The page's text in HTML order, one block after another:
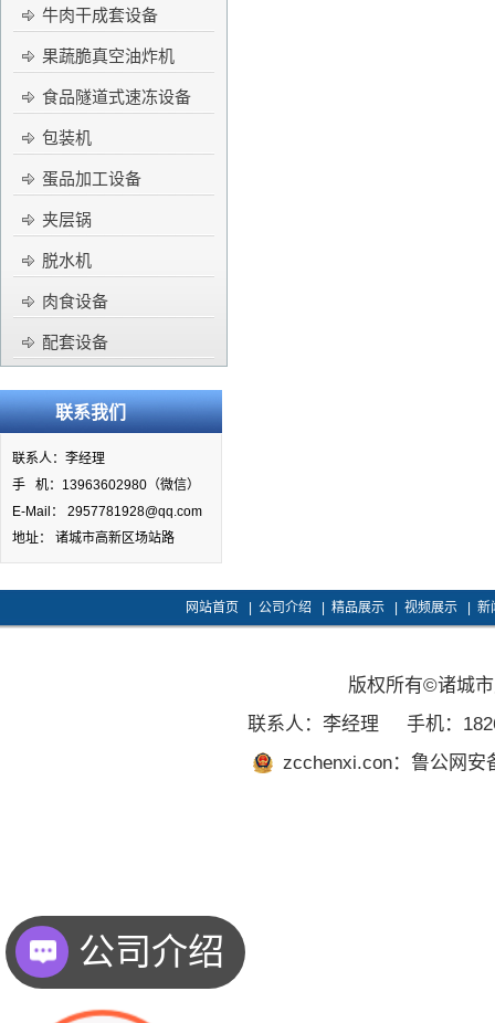
牛肉干成套设备
果蔬脆真空油炸机
食品隧道式速冻设备
包装机
蛋品加工设备
夹层锅
脱水机
肉食设备
配套设备
联系我们
联系人：李经理
手 机：13963602980（微信）
E-Mail： 2957781928@qq.com
地址： 诸城市高新区场站路
网站首页 公司介绍 精品展示| 视频展示| 新
版权所有©诸城
联系人：李经理
手机：
zcchenxi.con：鲁公网安
公司介绍
工厂地址在哪里